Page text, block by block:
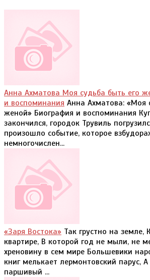
Анна Ахматова Моя судьба быть его
и воспоминания Анна Ахматова: «Моя
женой» Биография и воспоминания
закончился, городок Трувиль
произошло событие, которое
немногочислен...
«Заря Востока» Так грустно на земле,
квартире, В которой год не мыли, не
хреновину в сем мире Большевики
книг мелькает лермонтовский парус, А
паршивый ...